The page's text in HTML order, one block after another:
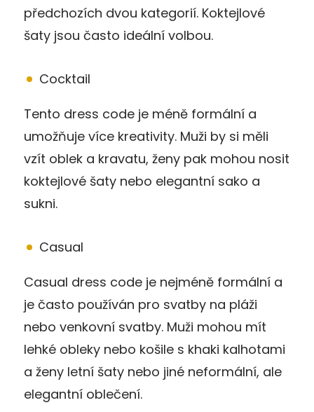
předchozích dvou kategorií. Koktejlové
šaty jsou často ideální volbou.
Cocktail
Tento dress code je méně formální a
umožňuje více kreativity. Muži by si měli
vzít oblek a kravatu, ženy pak mohou nosit
koktejlové šaty nebo elegantní sako a
sukni.
Casual
Casual dress code je nejméně formální a
je často používán pro svatby na pláži
nebo venkovní svatby. Muži mohou mít
lehké obleky nebo košile s khaki kalhotami
a ženy letní šaty nebo jiné neformální, ale
elegantní oblečení.